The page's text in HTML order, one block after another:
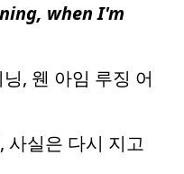
when I'm
, 웬 아임 루징 어
사실은 다시 지고